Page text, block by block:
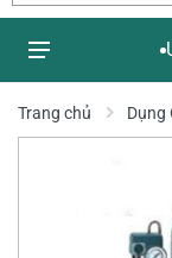
Trang chủ Dụng